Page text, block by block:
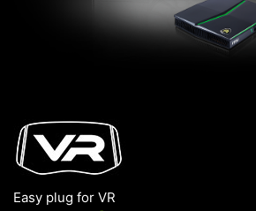
Easy plug for VR